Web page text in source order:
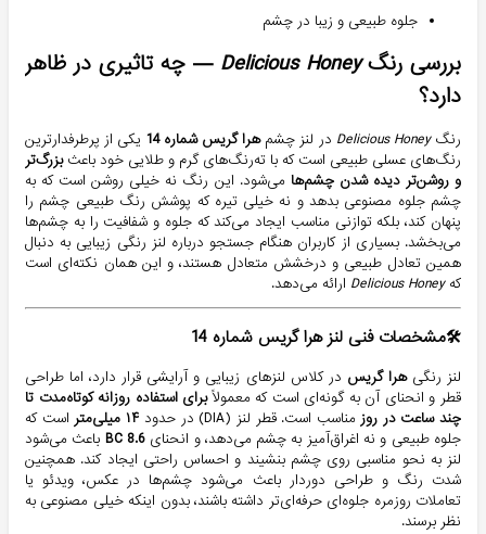
جلوه طبیعی و زیبا در چشم
بررسی رنگDelicious Honey — چه تاثیری در ظاهر
دارد؟
رنگDelicious Honey در لنز چشمهرا گریس شماره 14
یکی از پرطرفدارترین
رنگ‌های عسلی طبیعی است که با ته‌رنگ‌های گرم و طلایی خود باعثبزرگ‌تر
و روشن‌تر دیده شدن چشم‌ها می‌شود. این رنگ نه خیلی روشن است که به
چشم جلوه مصنوعی بدهد و نه خیلی تیره که پوشش رنگ طبیعی چشم را
پنهان کند، بلکه توازنی مناسب ایجاد می‌کند که جلوه و شفافیت را به چشم‌ها
می‌بخشد. بسیاری از کاربران هنگام جستجو درباره لنز رنگی زیبایی به دنبال
همین تعادل طبیعی و درخشش متعادل هستند، و این همان نکته‌ای است
کهDelicious Honey ارائه می‌دهد.
🛠مشخصات فنی لنز هرا گریس شماره 14
لنز رنگیهرا گریس در کلاس لنزهای زیبایی و آرایشی قرار دارد، اما طراحی
قطر و انحنای آن به گونه‌ای است که معمولاًبرای استفاده روزانه کوتاه‌مدت تا
چند ساعت در روز مناسب است. قطر لنز (DIA) در حدود ۱۴ میلی‌متر
است که
جلوه طبیعی و نه اغراق‌آمیز به چشم می‌دهد، و انحنایBC 8.6 باعث می‌شود
لنز به نحو مناسبی روی چشم بنشیند و احساس راحتی ایجاد کند. همچنین
شدت رنگ و طراحی دور‌دار باعث می‌شود چشم‌ها در عکس، ویدئو یا
تعاملات روزمره جلوه‌ای حرفه‌ای‌تر داشته باشند، بدون اینکه خیلی مصنوعی به
نظر برسند.